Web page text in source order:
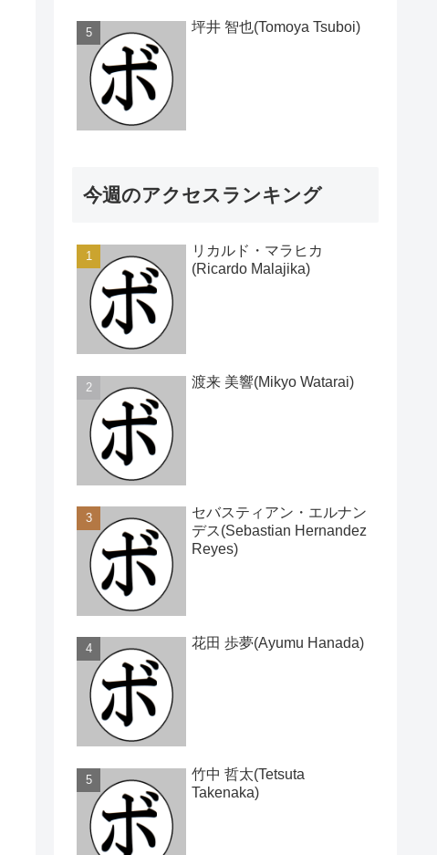
坪井 智也(Tomoya Tsuboi)
今週のアクセスランキング
リカルド・マラヒカ
(Ricardo Malajika)
渡来 美響(Mikyo Watarai)
セバスティアン・エルナン
デス(Sebastian Hernandez
Reyes)
花田 歩夢(Ayumu Hanada)
竹中 哲太(Tetsuta
Takenaka)